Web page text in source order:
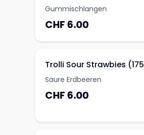
Gummischlangen
CHF 6.00
Trolli Sour Strawbies
Saure Erdbeeren
CHF 6.00